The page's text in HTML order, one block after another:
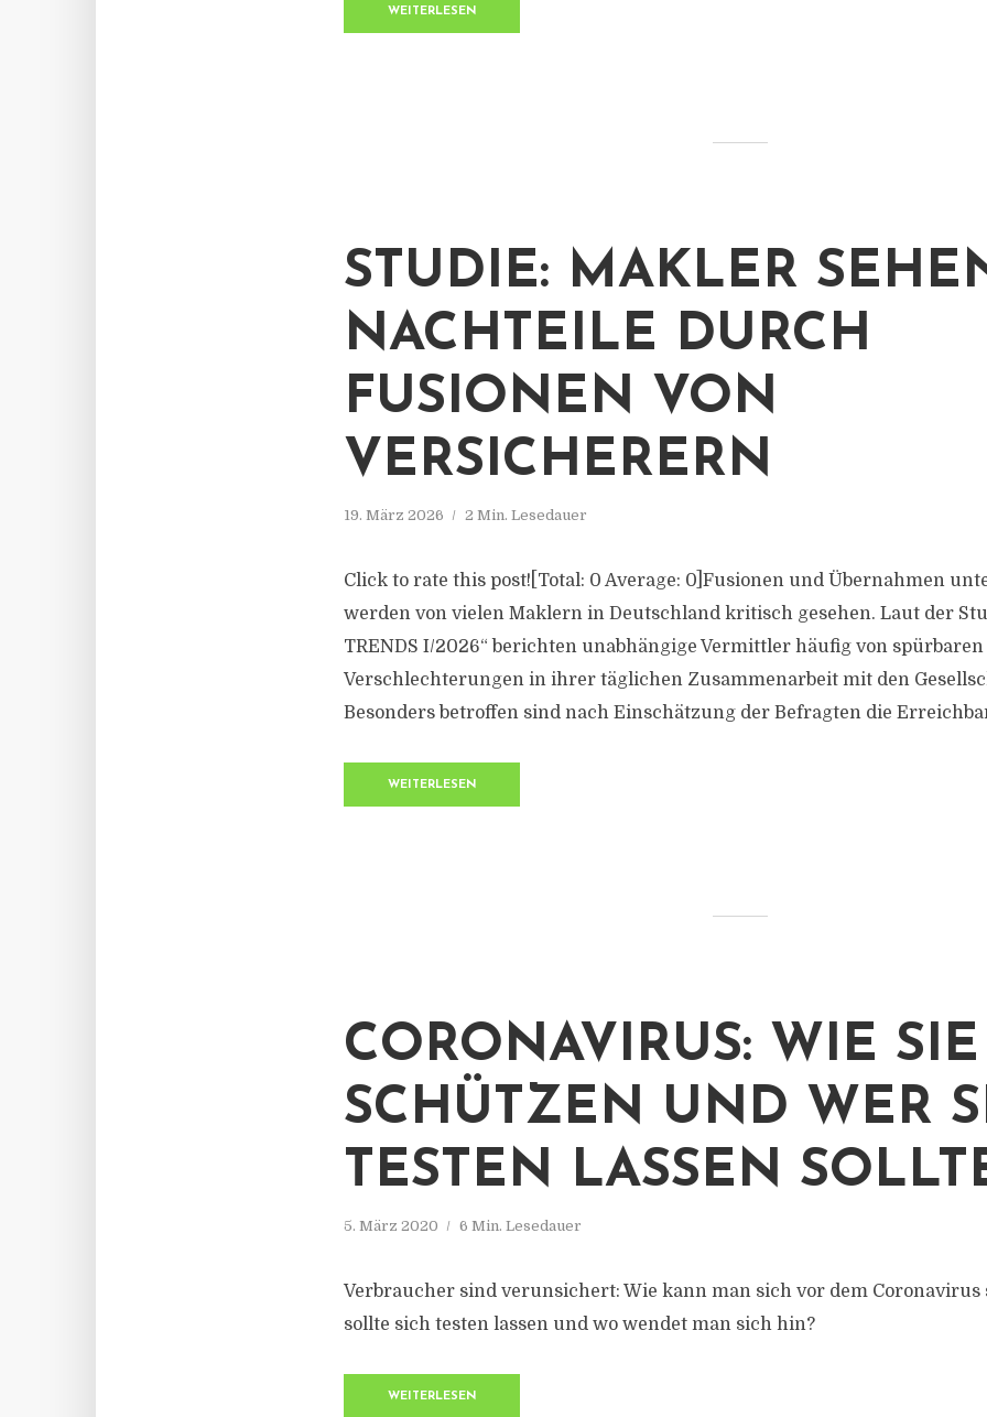
WEITERLESEN
STUDIE: MAKLER
NACHTEILE DURCH
FUSIONEN VON
VERSICHERERN
19. März 2026 2 Min. Lesedauer
Click to rate this post![Total: 0 Average: 0]Fusionen und Übernahmen
werden von vielen Maklern in Deutschland kritisch gesehen. Laut der
TRENDS I/2026“ berichten unabhängige Vermittler häufig von spürbaren
Verschlechterungen in ihrer täglichen Zusammenarbeit mit den
Besonders betroffen sind nach Einschätzung der Befragten die
WEITERLESEN
CORONAVIRUS: WIE
SCHÜTZEN UND WER
TESTEN LASSEN
5. März 2020 6 Min. Lesedauer
Verbraucher sind verunsichert: Wie kann man sich vor dem Coronavirus
sollte sich testen lassen und wo wendet man sich hin?
WEITERLESEN